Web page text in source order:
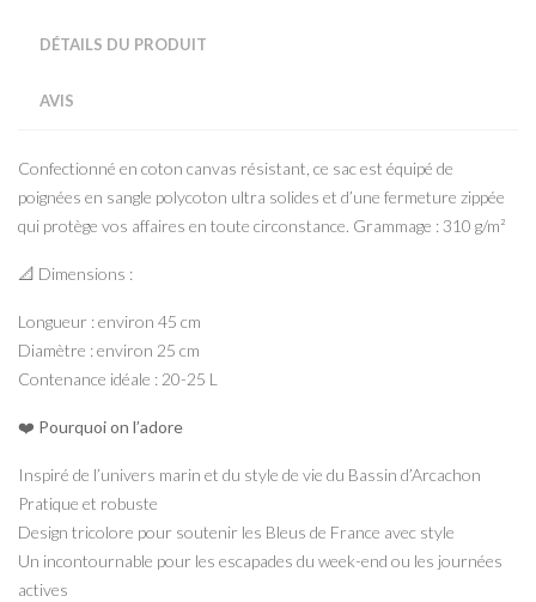
DÉTAILS DU PRODUIT
AVIS
Confectionné en coton canvas résistant, ce sac est équipé de
poignées en sangle polycoton ultra solides et d’une fermeture zippée
qui protège vos affaires en toute circonstance. Grammage : 310 g/m²
📐 Dimensions :
Longueur : environ 45 cm
Diamètre : environ 25 cm
Contenance idéale : 20-25 L
❤️ Pourquoi on l’adore
Inspiré de l’univers marin et du style de vie du Bassin d’Arcachon
Pratique et robuste
Design tricolore pour soutenir les Bleus de France avec style
Un incontournable pour les escapades du week-end ou les journées
actives